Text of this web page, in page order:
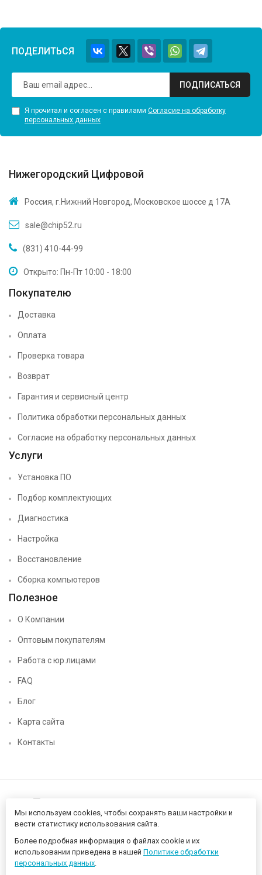
ПОДЕЛИТЬСЯ
ПОДПИСАТЬСЯ
Я прочитал и согласен с правилами Согласие на обработку
персональных данных
Нижегородский Цифровой
Россия, г.Нижний Новгород, Московское шоссе д 17А
sale@chip52.ru
(831) 410-44-99
Открыто: Пн-Пт 10:00 - 18:00
Покупателю
Доставка
Оплата
Проверка товара
Возврат
Гарантия и сервисный центр
Политика обработки персональных данных
Согласие на обработку персональных данных
Услуги
Установка ПО
Подбор комплектующих
Диагностика
Настройка
Восстановление
Сборка компьютеров
Полезное
О Компании
Оптовым покупателям
Работа с юр.лицами
FAQ
Блог
Карта сайта
Контакты
Нижегородский цифровой CHIP52 - компьютерный магазин ©
2026 Разработано в
Мы используем cookies, чтобы сохранять ваши настройки и
вести статистику использования сайта.
Более подробная информация о файлах cookie и их
использовании приведена в нашей Политике обработки
персональных данных.